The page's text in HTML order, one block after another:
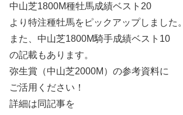
中山芝1800M種牡馬成績ベスト20
より特注種牡馬をピックアップしました。
また、中山芝1800M騎手成績ベスト10
の記載もあります。
弥生賞（中山芝2000M）の参考資料に
ご活用ください！
詳細は同記事を